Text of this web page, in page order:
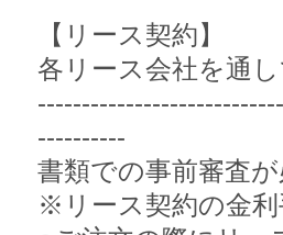
【リース契約】
各リース会社を通
----------
書類での事前審査
※リース契約の金